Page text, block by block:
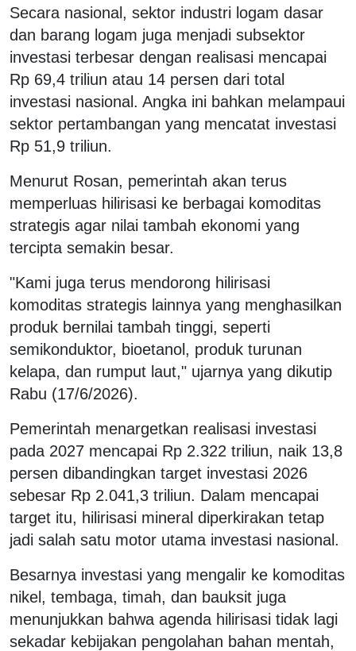
Secara nasional, sektor industri logam dasar
dan barang logam juga menjadi subsektor
investasi terbesar dengan realisasi mencapai
Rp 69,4 triliun atau 14 persen dari total
investasi nasional. Angka ini bahkan melampaui
sektor pertambangan yang mencatat investasi
Rp 51,9 triliun.
Menurut Rosan, pemerintah akan terus
memperluas hilirisasi ke berbagai komoditas
strategis agar nilai tambah ekonomi yang
tercipta semakin besar.
"Kami juga terus mendorong hilirisasi
komoditas strategis lainnya yang menghasilkan
produk bernilai tambah tinggi, seperti
semikonduktor, bioetanol, produk turunan
kelapa, dan rumput laut," ujarnya yang dikutip
Rabu (17/6/2026).
Pemerintah menargetkan realisasi investasi
pada 2027 mencapai Rp 2.322 triliun, naik 13,8
persen dibandingkan target investasi 2026
sebesar Rp 2.041,3 triliun. Dalam mencapai
target itu, hilirisasi mineral diperkirakan tetap
jadi salah satu motor utama investasi nasional.
Besarnya investasi yang mengalir ke komoditas
nikel, tembaga, timah, dan bauksit juga
menunjukkan bahwa agenda hilirisasi tidak lagi
sekadar kebijakan pengolahan bahan mentah,